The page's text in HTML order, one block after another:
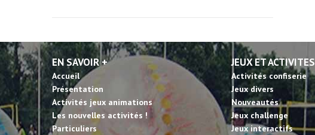
EN SAVOIR +
Accueil
Présentation
Activités jeux animations
Les nouvelles activités !
Particuliers
JEUX ET ACTIVITES
Activités confiserie
Jeux divers
Nouveautés
Jeux challenge
Jeux interactifs